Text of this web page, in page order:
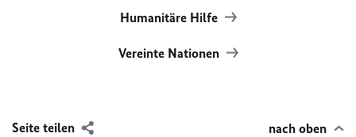
Humanitäre Hilfe
Vereinte Nationen
Seite teilen nach oben